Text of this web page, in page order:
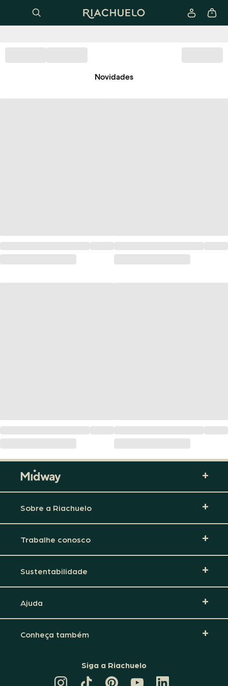
Novidades
Sobre a Riachuelo
Trabalhe conosco
Sustentabilidade
Ajuda
Conheça também
Siga a Riachuelo
CANAL